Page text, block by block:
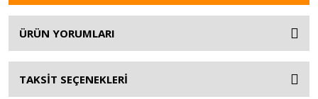
ÜRÜN YORUMLARI
TAKSİT SEÇENEKLERİ